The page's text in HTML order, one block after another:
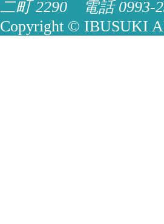
二町 2290 電話 0993-
Copyright © IBUSUKI